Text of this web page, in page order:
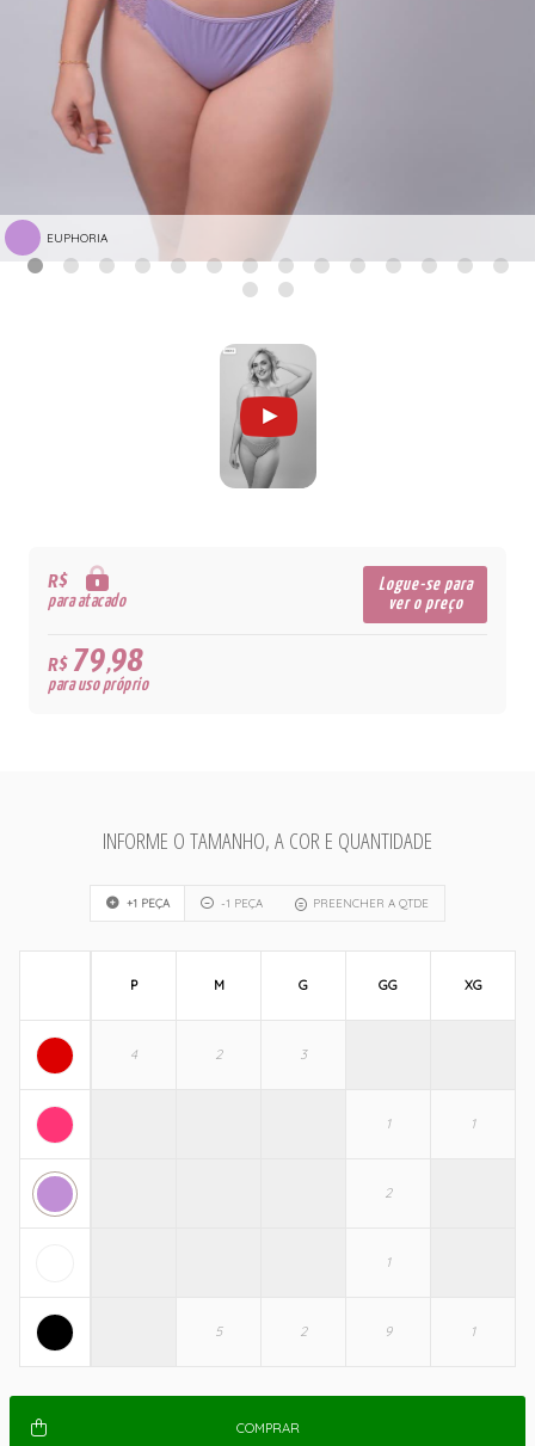
EUPHORIA
R$
para atacado
Logue-se para
ver o preço
R$79,98
para uso próprio
INFORME O TAMANHO, A COR E QUANTIDADE
+1 PEÇA -1 PEÇA PREENCHER A QTDE
P M G GG XG
COMPRAR